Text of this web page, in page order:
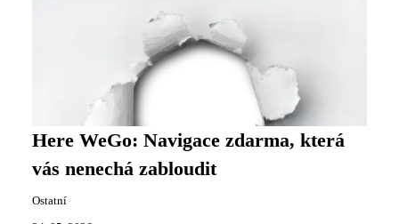
Here WeGo: Navigace zdarma, která
vás nenechá zabloudit
Ostatní